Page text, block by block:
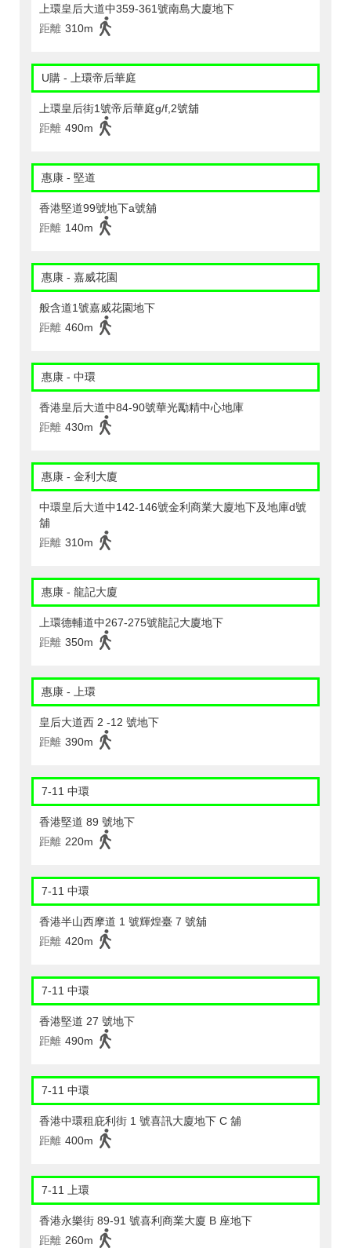
上環皇后大道中359-361號南島大廈地下
距離 310m
U購 - 上環帝后華庭
上環皇后街1號帝后華庭g/f,2號舖
距離 490m
惠康 - 堅道
香港堅道99號地下a號舖
距離 140m
惠康 - 嘉威花園
般含道1號嘉威花園地下
距離 460m
惠康 - 中環
香港皇后大道中84-90號華光勵精中心地庫
距離 430m
惠康 - 金利大廈
中環皇后大道中142-146號金利商業大廈地下及地庫d號
舖
距離 310m
惠康 - 龍記大廈
上環德輔道中267-275號龍記大廈地下
距離 350m
惠康 - 上環
皇后大道西 2 -12 號地下
距離 390m
7-11 中環
香港堅道 89 號地下
距離 220m
7-11 中環
香港半山西摩道 1 號輝煌臺 7 號舖
距離 420m
7-11 中環
香港堅道 27 號地下
距離 490m
7-11 中環
香港中環租庇利街 1 號喜訊大廈地下 C 舖
距離 400m
7-11 上環
香港永樂街 89-91 號喜利商業大廈 B 座地下
距離 260m